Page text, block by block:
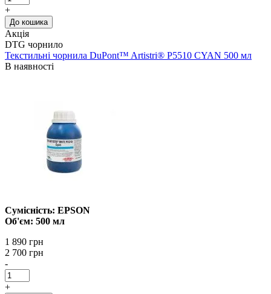
+
До кошика
Акція
DTG чорнило
Текстильні чорнила DuPont™ Artistri® P5510 CYAN 500 мл
В наявності
Сумісність: EPSON
Об'єм: 500 мл
1 890 грн
2 700 грн
-
+